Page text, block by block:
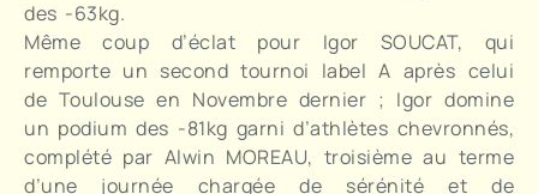
des -63kg.
Même coup d’éclat pour Igor SOUCAT, qui
remporte un second tournoi label A après celui
de Toulouse en Novembre dernier ; Igor domine
un podium des -81kg garni d’athlètes chevronnés,
complété par Alwin MOREAU, troisième au terme
d’une journée chargée de sérénité et de